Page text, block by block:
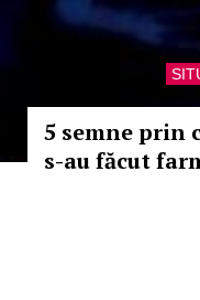
5 semne prin
s-au făcut